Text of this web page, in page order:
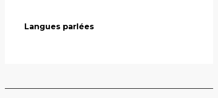
Langues parlées
Langues parlées